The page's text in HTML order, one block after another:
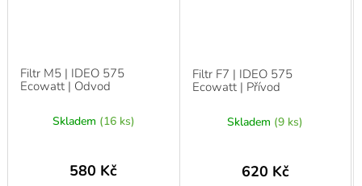
Filtr M5 | IDEO 575
Ecowatt | Odvod
Skladem (16 ks)
580 Kč
Filtr F7 | IDEO 575
Ecowatt | Přívod
Skladem (9 ks)
620 Kč